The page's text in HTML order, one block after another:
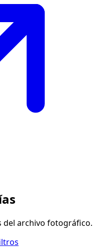
archivo fotográfico.